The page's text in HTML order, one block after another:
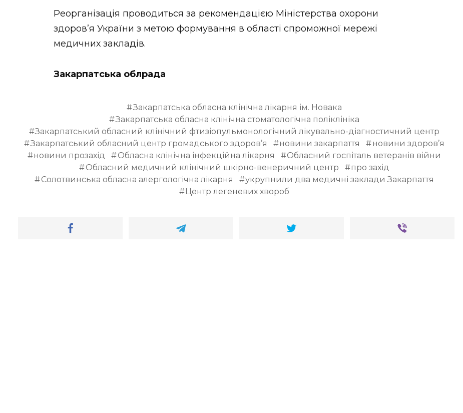
Реорганізація проводиться за рекомендацією Міністерства охорони
здоров’я України з метою формування в області спроможної мережі
медичних закладів.
Закарпатська облрада
Закарпатська обласна клінічна лікарня ім. Новака
Закарпатська обласна клінічна стоматологічна поліклініка
Закарпатський обласний клінічний фтизіопульмонологічний лікувально-діагностичний центр
Закарпатський обласний центр громадського здоров’я
новини закарпаття
новини здоров’я
новини прозахід
Обласна клінічна інфекційна лікарня
Обласний госпіталь ветеранів війни
Обласний медичний клінічний шкірно-венеричний центр
про захід
Солотвинська обласна алергологічна лікарня
укрупнили два медичні заклади Закарпаття
Центр легеневих хвороб